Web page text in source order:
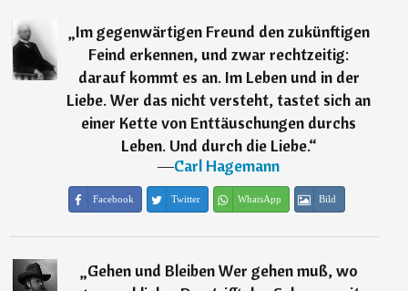
„Im gegenwärtigen Freund den zukünftigen
Feind erkennen, und zwar rechtzeitig:
darauf kommt es an. Im Leben und in der
Liebe. Wer das nicht versteht, tastet sich an
einer Kette von Enttäuschungen durchs
Leben. Und durch die Liebe.“
―Carl Hagemann
Facebook Twitter WhatsApp Bild
„Gehen und Bleiben Wer gehen muß, wo